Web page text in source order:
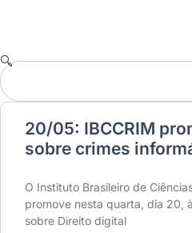
20/05: IBCCRIM
sobre crimes
O Instituto Brasileiro de
promove nesta quarta, dia 20,
sobre Direito digital